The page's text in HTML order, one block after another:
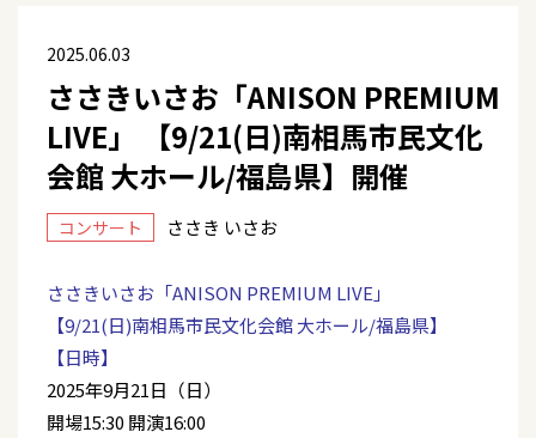
2025.06.03
ささきいさお「ANISON PREMIUM
LIVE」 【9/21(日)南相馬市民文化
会館 大ホール/福島県】開催
コンサート ささき いさお
ささきいさお「ANISON PREMIUM LIVE」
【9/21(日)南相馬市民文化会館 大ホール/福島県】
【日時】
2025年9月21日（日）
開場15:30 開演16:00